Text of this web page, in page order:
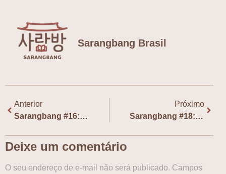
Sarangbang Brasil
Anterior
Sarangbang #16: Bastidores de “A Inconveniente Loja de Conveniência” no Brasil, com Renata Pettengill
Próximo
Sarangbang #18: Bastidores dos Webtoons da NewPOP, com Junior Fonseca
Deixe um comentário
O seu endereço de e-mail não será publicado. Campos